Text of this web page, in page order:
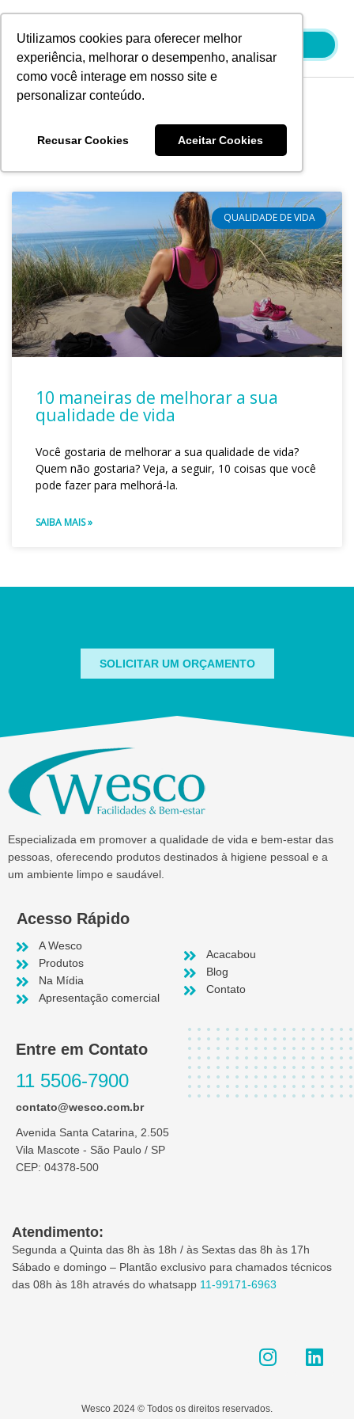
Utilizamos cookies para oferecer melhor
experiência, melhorar o desempenho, analisar
como você interage em nosso site e
personalizar conteúdo.
Recusar Cookies Aceitar Cookies
conteúdo
Blog
QUALIDADE DE VIDA
10 maneiras de melhorar a sua
qualidade de vida
Você gostaria de melhorar a sua qualidade de vida?
Quem não gostaria? Veja, a seguir, 10 coisas que você
pode fazer para melhorá-la.
SAIBA MAIS »
SOLICITAR UM ORÇAMENTO
Especializada em promover a qualidade de vida e bem-estar das
pessoas, oferecendo produtos destinados à higiene pessoal e a
um ambiente limpo e saudável.
Acesso Rápido
A Wesco
Produtos
Na Mídia
Apresentação comercial
Acacabou
Blog
Contato
Entre em Contato
11 5506-7900
contato@wesco.com.br
Avenida Santa Catarina, 2.505
Vila Mascote - São Paulo / SP
CEP: 04378-500
Atendimento:
Segunda a Quinta das 8h às 18h / às Sextas das 8h às 17h
Sábado e domingo – Plantão exclusivo para chamados técnicos
das 08h às 18h através do whatsapp 11-99171-6963
n i
Wesco 2024 © Todos os direitos reservados.